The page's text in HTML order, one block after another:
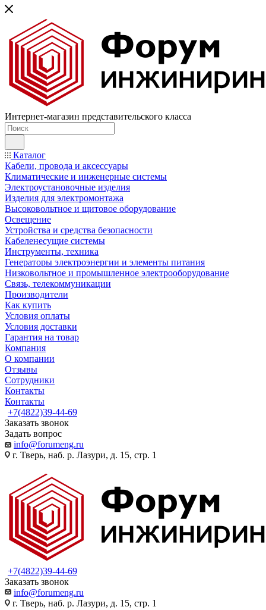
Интернет-магазин представительского класса
Каталог
Кабели, провода и аксессуары
Климатические и инженерные системы
Электроустановочные изделия
Изделия для электромонтажа
Высоковольтное и щитовое оборудование
Освещение
Устройства и средства безопасности
Кабеленесущие системы
Инструменты, техника
Генераторы электроэнергии и элементы питания
Низковольтное и промышленное электрооборудование
Связь, телекоммуникации
Производители
Как купить
Условия оплаты
Условия доставки
Гарантия на товар
Компания
О компании
Отзывы
Сотрудники
Контакты
Контакты
+7(4822)39-44-69
Заказать звонок
Задать вопрос
info@forumeng.ru
г. Тверь, наб. р. Лазури, д. 15, стр. 1
+7(4822)39-44-69
Заказать звонок
info@forumeng.ru
г. Тверь, наб. р. Лазури, д. 15, стр. 1